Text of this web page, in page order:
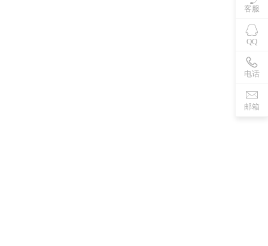
客服
QQ
电话
邮箱